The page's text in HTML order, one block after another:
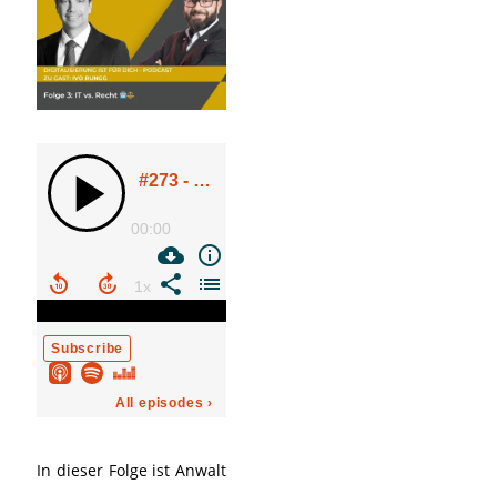
In dieser Folge ist Anwalt